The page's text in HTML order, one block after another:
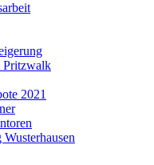
Pritzwalk
2021